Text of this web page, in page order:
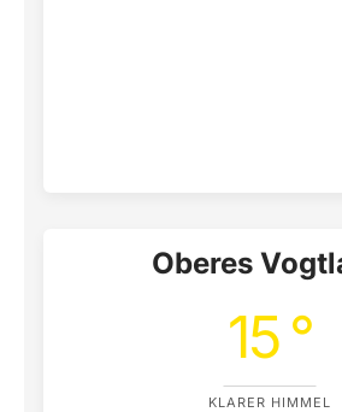
Oberes
15 °
KLARER HIMMEL